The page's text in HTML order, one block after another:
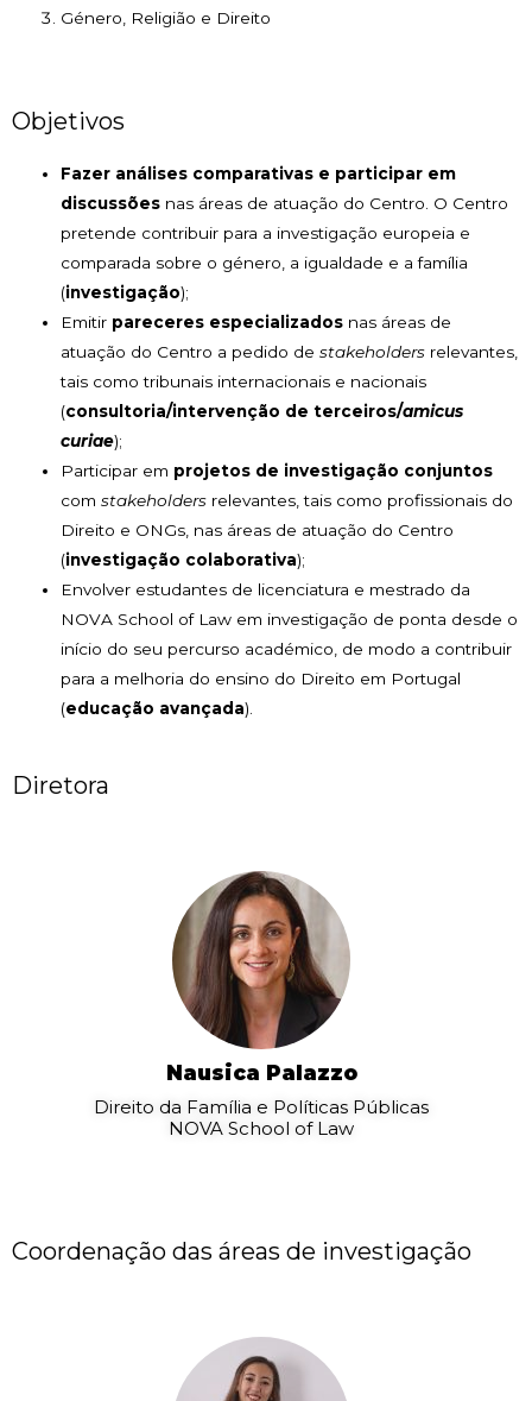
Género, Religião e Direito
Objetivos
Fazer análises comparativas e participar em
discussões nas áreas de atuação do Centro. O Centro
pretende contribuir para a investigação europeia e
comparada sobre o género, a igualdade e a família
(investigação);
Emitir pareceres especializados nas áreas de
atuação do Centro a pedido destakeholders relevantes,
tais como tribunais internacionais e nacionais
(consultoria/intervenção de terceiros/amicus
curiae);
Participar em projetos de investigação conjuntos
comstakeholders relevantes, tais como profissionais do
Direito e ONGs, nas áreas de atuação do Centro
(investigação colaborativa);
Envolver estudantes de licenciatura e mestrado da
NOVA School of Law em investigação de ponta desde o
início do seu percurso académico, de modo a contribuir
para a melhoria do ensino do Direito em Portugal
(educação avançada).
Diretora
Nausica Palazzo
Direito da Família e Políticas Públicas
NOVA School of Law
Coordenação das áreas de investigação